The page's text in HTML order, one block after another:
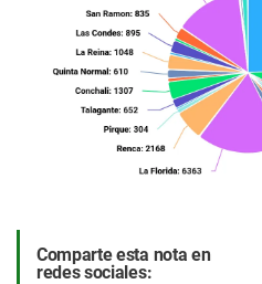
Comparte esta nota en
redes sociales: